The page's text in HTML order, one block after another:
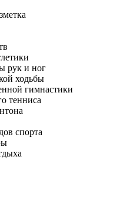
рук и ног
ходьбы
гимнастики
тенниса
спорта